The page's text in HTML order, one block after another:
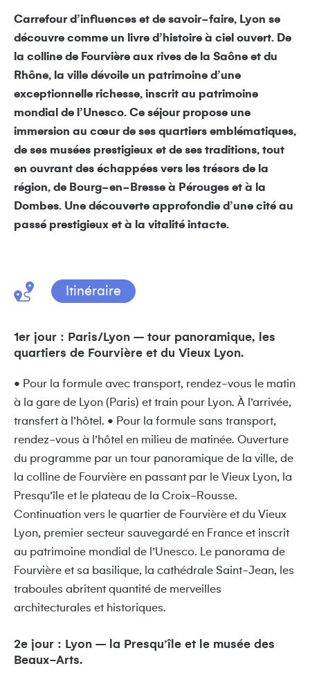
Carrefour d’influences et de savoir-faire, Lyon se
découvre comme un livre d’histoire à ciel ouvert. De
la colline de Fourvière aux rives de la Saône et du
Rhône, la ville dévoile un patrimoine d’une
exceptionnelle richesse, inscrit au patrimoine
mondial de l’Unesco. Ce séjour propose une
immersion au cœur de ses quartiers emblématiques,
de ses musées prestigieux et de ses traditions, tout
en ouvrant des échappées vers les trésors de la
région, de Bourg-en-Bresse à Pérouges et à la
Dombes. Une découverte approfondie d’une cité au
passé prestigieux et à la vitalité intacte.
Itinéraire
1er jour : Paris/Lyon – tour panoramique, les
quartiers de Fourvière et du Vieux Lyon.
• Pour la formule avec transport, rendez-vous le matin
à la gare de Lyon (Paris) et train pour Lyon. À l’arrivée,
transfert à l’hôtel. • Pour la formule sans transport,
rendez-vous à l’hôtel en milieu de matinée. Ouverture
du programme par un tour panoramique de la ville, de
la colline de Fourvière en passant par le Vieux Lyon, la
Presqu’île et le plateau de la Croix-Rousse.
Continuation vers le quartier de Fourvière et du Vieux
Lyon, premier secteur sauvegardé en France et inscrit
au patrimoine mondial de l’Unesco. Le panorama de
Fourvière et sa basilique, la cathédrale Saint-Jean, les
traboules abritent quantité de merveilles
architecturales et historiques.
2e jour : Lyon – la Presqu’île et le musée des
Beaux-Arts.